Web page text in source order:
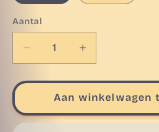
Aantal
Aantal
verlagen
voor
festivalsokken
zwart
Aantal
verhogen
voor
EP-
zwart
Aan winkelwagen